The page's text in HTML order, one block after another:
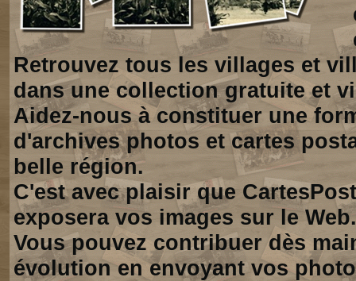
Retrouvez tous les villages et
dans une collection gratuite et
Aidez-nous à constituer une
d'archives photos et cartes
belle région.
C'est avec plaisir que
exposera vos images sur le Web.
Vous pouvez contribuer dès
évolution en envoyant vos